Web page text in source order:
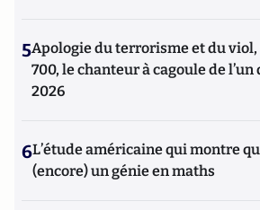
5Apologie du terrorisme et du
700, le chanteur à cagoule de l’un
2026
6L’étude américaine qui montre
(encore) un génie en maths